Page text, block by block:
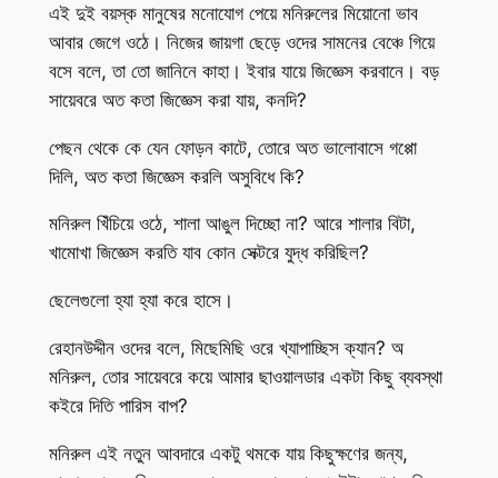
এই দুই বয়স্ক মানুষের মনোযোগ পেয়ে মনিরুলের মিয়োনো ভাব
আবার জেগে ওঠে। নিজের জায়গা ছেড়ে ওদের সামনের বেঞ্চে গিয়ে
বসে বলে, তা তো জানিনে কাহা। ইবার যায়ে জিজ্ঞেস করবানে। বড়
সায়েবরে অত কতা জিজ্ঞেস করা যায়, কনদি?
পেছন থেকে কে যেন ফোড়ন কাটে, তোরে অত ভালোবাসে গপ্পো
দিলি, অত কতা জিজ্ঞেস করলি অসুবিধে কি?
মনিরুল খিঁচিয়ে ওঠে, শালা আঙুল দিচ্ছো না? আরে শালার বিটা,
খামোখা জিজ্ঞেস করতি যাব কোন সেক্টরে যুদ্ধ করিছিল?
ছেলেগুলো হ্যা হ্যা করে হাসে।
রেহানউদ্দীন ওদের বলে, মিছেমিছি ওরে খ্যাপাচ্ছিস ক্যান? অ
মনিরুল, তোর সায়েবরে কয়ে আমার ছাওয়ালডার একটা কিছু ব্যবস্থা
কইরে দিতি পারিস বাপ?
মনিরুল এই নতুন আবদারে একটু থমকে যায় কিছুক্ষণের জন্য,